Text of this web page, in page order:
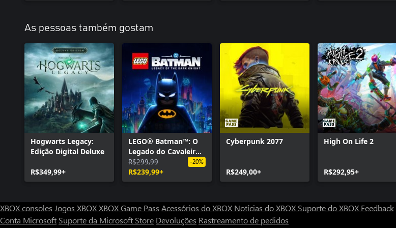
Pacote Skin Bat-Família
Skin Batman - 1ª aparição
Skin Batman de Ponto de Ignição
Pacote Batmóvel Clássico da Série de TV
Pacote Batmóvel do filme de 1989
Pacote Desafio do Combatente do Crime #2
Visual Batman Dark Knight Returns
Skin Batmóvel Charada
Época da Infâmia: Expansão Mais Procurados
Pacote Batmóvel Clássico da Série de TV
Pacote Batmóvel do filme de 1989
Pacote Desafio do Combatente do Crime #2
Visual Batman Dark Knight Returns
Skin Batmóvel Charada
Época da Infâmia: Expansão Mais Procurados
As pessoas também gostam
Hogwarts Legacy:
Edição Digital Deluxe
R$349,99+
LEGO® Batman™: O
Legado do Cavaleiro
das Trevas
R$299,99
R$239,99+
-20%
Cyberpunk 2077
R$249,00+
High On Life 2
R$292,95+
XBOX consoles Jogos XBOXXBOX Game Pass Acessórios do XBOX Notícias do XBOX Suporte do XBOX Feedback
Conta Microsoft Suporte da Microsoft Store Devoluções Rastreamento de pedidos